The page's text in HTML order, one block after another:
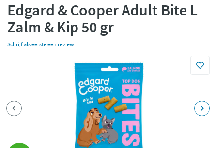
Edgard & Cooper Adult Bite L
Zalm & Kip 50 gr
Schrijf als eerste een review